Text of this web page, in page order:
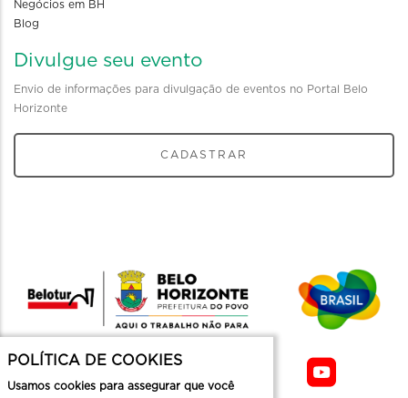
Negócios em BH
Blog
Divulgue seu evento
Envio de informações para divulgação de eventos no Portal Belo
Horizonte
CADASTRAR
POLÍTICA DE COOKIES
Usamos cookies para assegurar que você